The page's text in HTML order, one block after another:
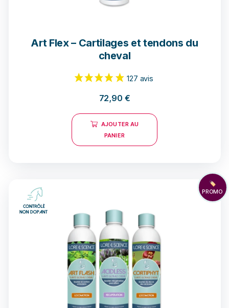
Art Flex – Cartilages et tendons du
cheval
127 avis
72,90 €
AJOUTER AU
PANIER
🏷️
PROMO